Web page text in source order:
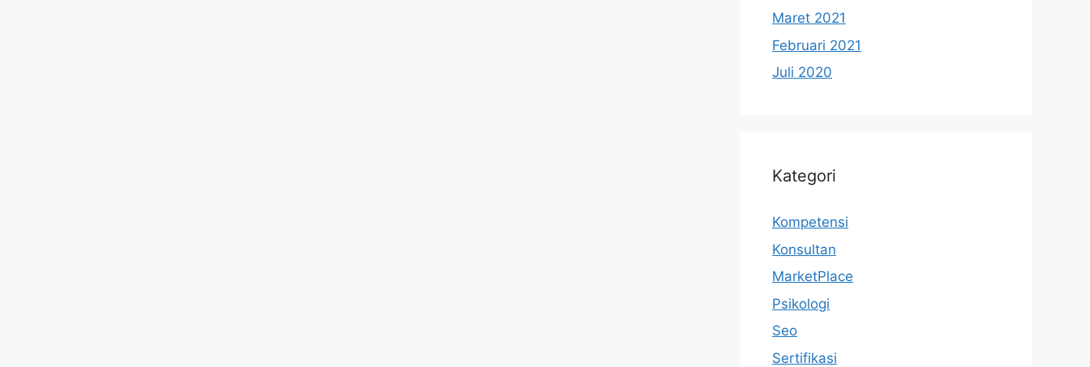
Maret 2021
Februari 2021
Juli 2020
Kategori
Kompetensi
Konsultan
MarketPlace
Psikologi
Seo
Sertifikasi